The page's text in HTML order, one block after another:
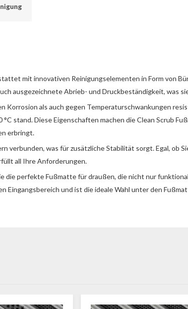
mit innovativen Reinigungselementen in Form von
ausgezeichnete Abrieb- und Druckbeständigkeit, was
als auch gegen Temperaturschwankungen
stand. Diese Eigenschaften machen die Clean Scrub
erbringt.
verbunden, was für zusätzliche Stabilität sorgt. Egal, ob
all Ihre Anforderungen.
die perfekte Fußmatte für draußen, die nicht nur
Eingangsbereich und ist die ideale Wahl unter den